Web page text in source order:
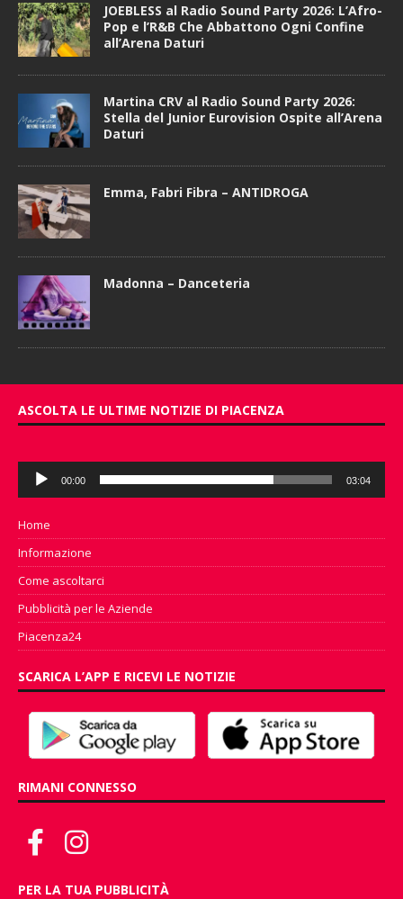
JOEBLESS al Radio Sound Party 2026: L’Afro-
Pop e l’R&B Che Abbattono Ogni Confine
all’Arena Daturi
Martina CRV al Radio Sound Party 2026:
Stella del Junior Eurovision Ospite all’Arena
Daturi
Emma, Fabri Fibra – ANTIDROGA
Madonna – Danceteria
ASCOLTA LE ULTIME NOTIZIE DI PIACENZA
Audio
Player
00:00 03:04
Home
Informazione
Come ascoltarci
Pubblicità per le Aziende
Piacenza24
SCARICA L’APP E RICEVI LE NOTIZIE
RIMANI CONNESSO
PER LA TUA PUBBLICITÀ